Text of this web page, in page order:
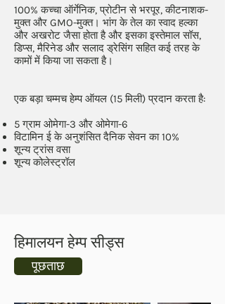
100% कच्चा ऑर्गेनिक, प्रोटीन से भरपूर, कीटनाशक-
मुक्त और GMO-मुक्त। भांग के तेल का स्वाद हल्का
और अखरोट जैसा होता है और इसका इस्तेमाल सॉस,
डिप्स, मैरिनेड और सलाद ड्रेसिंग सहित कई तरह के
कामों में किया जा सकता है।
एक बड़ा चम्मच हेम्प ऑयल (15 मिली) प्रदान करता है:
5 ग्राम ओमेगा-3 और ओमेगा-6
विटामिन ई के अनुशंसित दैनिक सेवन का 10%
शून्य ट्रांस वसा
शून्य कोलेस्ट्रॉल
हिमालयन हेम्प सीड्स
पूछताछ